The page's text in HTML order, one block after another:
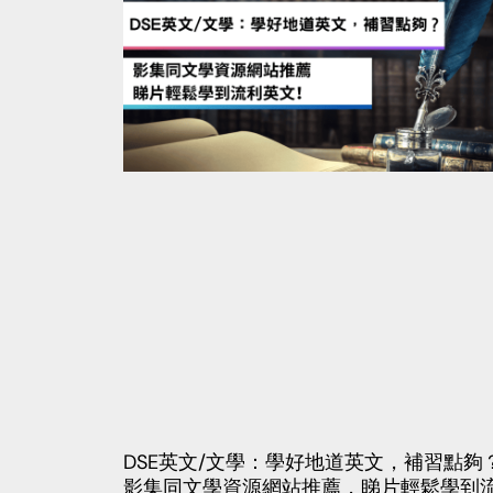
DSE英文/文學：學好地道英文，補習點夠
影集同文學資源網站推薦，睇片輕鬆學到